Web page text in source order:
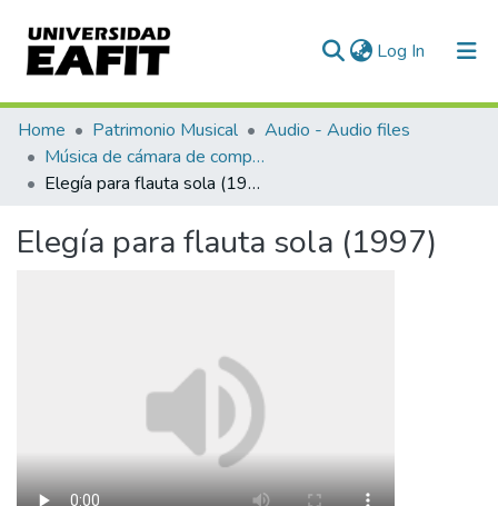
Log In (current)
Communities & Collections
All of DSpace
Home Patrimonio Musical
Audio - Audio files
Música de cámara de compositores colombianos, Vol. 1. Roberto Pineda Duque - Juan David Manco
Elegía para flauta sola (1997)
Elegía para flauta sola (1997)